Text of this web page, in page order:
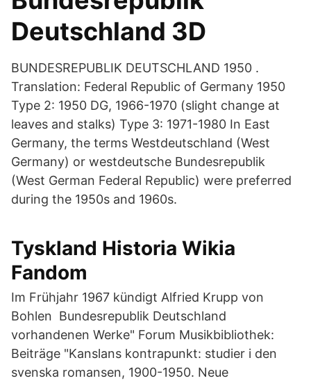
Deutschland 3D
BUNDESREPUBLIK DEUTSCHLAND 1950 .
Translation: Federal Republic of Germany 1950
Type 2: 1950 DG, 1966-1970 (slight change at
leaves and stalks) Type 3: 1971-1980 In East
Germany, the terms Westdeutschland (West
Germany) or westdeutsche Bundesrepublik
(West German Federal Republic) were preferred
during the 1950s and 1960s.
Tyskland Historia Wikia
Fandom
Im Frühjahr 1967 kündigt Alfried Krupp von
Bohlen Bundesrepublik Deutschland
vorhandenen Werke" Forum Musikbibliothek:
Beiträge "Kanslans kontrapunkt: studier i den
svenska romansen, 1900-1950. Neue